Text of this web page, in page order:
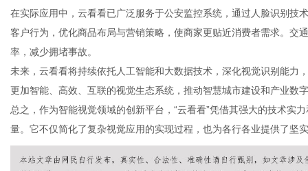
在实际应用中，云看看已广泛服务于公安监控系统，通过人脸识别技
客户行为，优化商品布局与营销策略，使商家更贴近消费者需求。交
率，减少拥堵事故。
未来，云看看将持续依托人工智能和大数据技术，深化视觉识别能力
更加智能、高效、互联的视觉生态系统，推动智慧城市建设和产业数
总之，作为智能视觉领域的创新平台，“云看看”凭借其强大的技术实
量。它不仅简化了复杂视觉应用的实现过程，也为各行各业提供了坚